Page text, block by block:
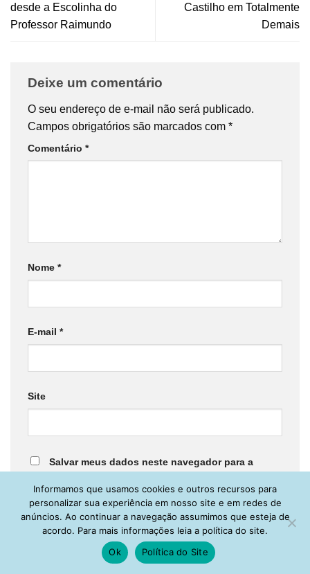
desde a Escolinha do
Professor Raimundo
Castilho em Totalmente
Demais
Deixe um comentário
O seu endereço de e-mail não será publicado.
Campos obrigatórios são marcados com *
Comentário *
Nome *
E-mail *
Site
Salvar meus dados neste navegador para a
próxima vez que eu comentar.
Informamos que usamos cookies e outros recursos para
personalizar sua experiência em nosso site e em redes de
anúncios. Ao continuar a navegação assumimos que esteja de
acordo. Para mais informações leia a política do site.
Ok
Política do Site